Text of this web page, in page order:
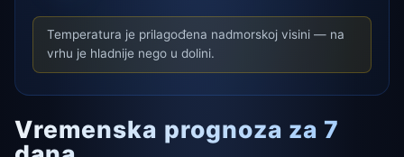
Temperatura je prilagođena nadmorskoj visini — na
vrhu je hladnije nego u dolini.
Vremenska prognoza za 7